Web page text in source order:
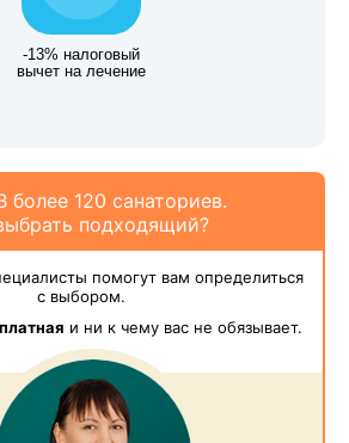
-13% налоговый
вычет на лечение
120 санаториев.
подходящий?
помогут вам определиться
с выбором.
и ни к чему вас не обязывает.